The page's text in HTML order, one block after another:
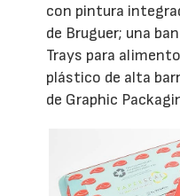
con pintura
de Bruguer; una
Trays para
plástico de alta
de Graphic